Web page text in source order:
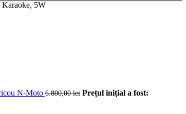
Karaoke, 5W
N-Moto 6.800,00lei Prețul inițial a fost: